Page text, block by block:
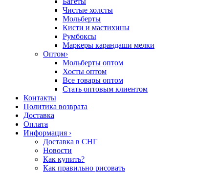
Чистые холсты
Мольберты
Кисти и мастихины
Румбоксы
Маркеры карандаши мелки
Оптом›
Мольберты оптом
Хосты оптом
Все товары оптом
Стать оптовым клиентом
Контакты
Политика возврата
Доставка
Оплата
Информация ›
Доставка в СНГ
Новости
Как купить?
Как правильно рисовать